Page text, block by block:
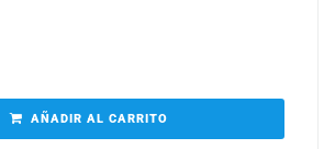
AÑADIR AL CARRITO